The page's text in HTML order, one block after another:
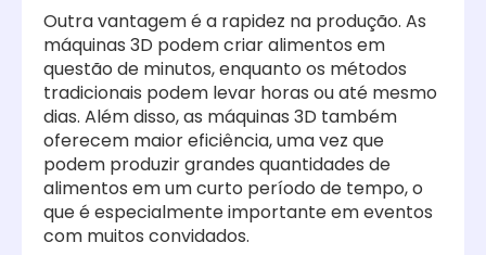
Outra vantagem é a rapidez na produção. As
máquinas 3D podem criar alimentos em
questão de minutos, enquanto os métodos
tradicionais podem levar horas ou até mesmo
dias. Além disso, as máquinas 3D também
oferecem maior eficiência, uma vez que
podem produzir grandes quantidades de
alimentos em um curto período de tempo, o
que é especialmente importante em eventos
com muitos convidados.